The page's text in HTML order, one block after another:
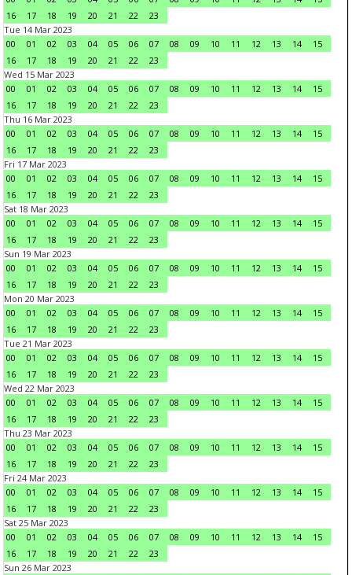
16
17 18 19 20 21 22
23
Tue 14 Mar 2023
00
01 02 03 04 05 06 07 08 09 10 11 12 13 14
15
16
17 18 19 20 21 22
23
Wed 15 Mar 2023
00
01 02 03 04 05 06 07 08 09 10 11 12 13 14
15
16
17 18 19 20 21 22
23
Thu 16 Mar 2023
00
01 02 03 04 05 06 07 08 09 10 11 12 13 14
15
16
17 18 19 20 21 22
23
Fri 17 Mar 2023
00
01 02 03 04 05 06 07 08 09 10 11 12 13 14
15
16
17 18 19 20 21 22
23
Sat 18 Mar 2023
00
01 02 03 04 05 06 07 08 09 10 11 12 13 14
15
16
17 18 19 20 21 22
23
Sun 19 Mar 2023
00
01 02 03 04 05 06 07 08 09 10 11 12 13 14
15
16
17 18 19 20 21 22
23
Mon 20 Mar 2023
00
01 02 03 04 05 06 07 08 09 10 11 12 13 14
15
16
17 18 19 20 21 22
23
Tue 21 Mar 2023
00
01 02 03 04 05 06 07 08 09 10 11 12 13 14
15
16
17 18 19 20 21 22
23
Wed 22 Mar 2023
00
01 02 03 04 05 06 07 08 09 10 11 12 13 14
15
16
17 18 19 20 21 22
23
Thu 23 Mar 2023
00
01 02 03 04 05 06 07 08 09 10 11 12 13 14
15
16
17 18 19 20 21 22
23
Fri 24 Mar 2023
00
01 02 03 04 05 06 07 08 09 10 11 12 13 14
15
16
17 18 19 20 21 22
23
Sat 25 Mar 2023
00
01 02 03 04 05 06 07 08 09 10 11 12 13 14
15
16
17 18 19 20 21 22
23
Sun 26 Mar 2023